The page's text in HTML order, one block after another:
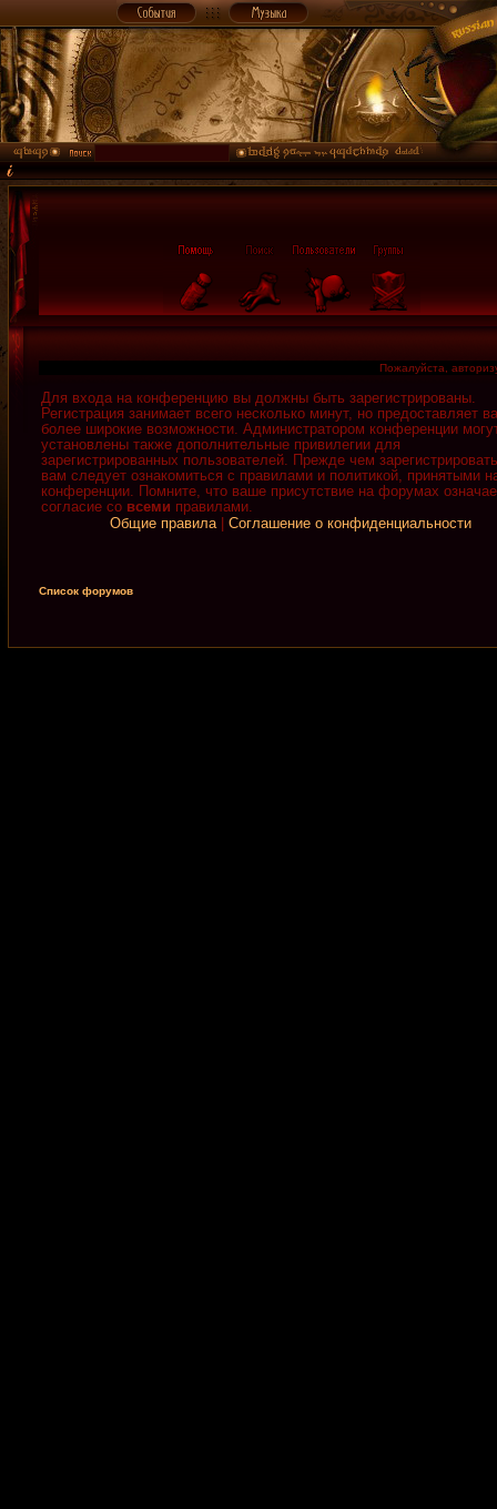
Пожалуйста,
Для входа на конференцию вы должны быть зарегистрированы.
Регистрация занимает всего несколько минут, но предоставляет
более широкие возможности. Администратором конференции
установлены также дополнительные привилегии для
зарегистрированных пользователей. Прежде чем
вам следует ознакомиться с правилами и политикой, принятыми
конференции. Помните, что ваше присутствие на форумах
согласие со всеми правилами.
Общие правила| Соглашение о конфиденциальности
Список форумов